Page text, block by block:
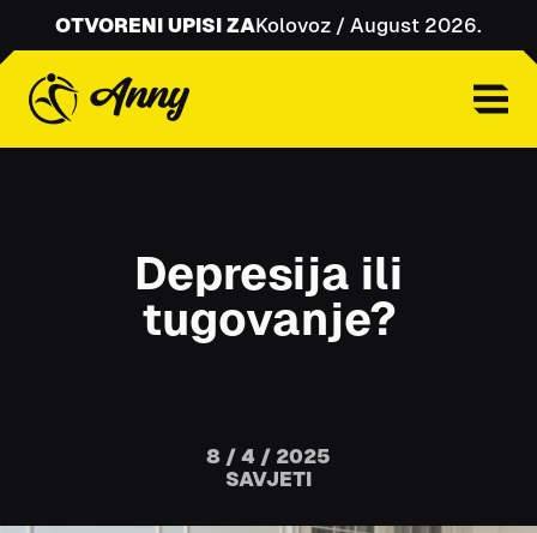
OTVORENI UPISI ZAKolovoz / August 2026.
Depresija ili
tugovanje?
8 / 4 / 2025
SAVJETI